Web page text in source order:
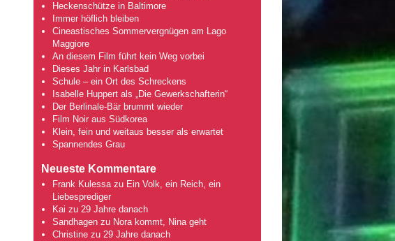
Heckenschütze in Baltimore
Immer höflich bleiben
Cineastisches Sommervergnügen am Lago
Maggiore
An diesem Film führt kein Weg vorbei
Dieses Jahr in Karlsbad
Schule – ein Ort des Schreckens
Isabelle Huppert als „Die Gewerkschafterin“
Der Berlinale-Bär brummt wieder
Film Noir aus Südkorea
Klein, fein und weitaus besser als erwartet
Spannendes Grau
Neueste Kommentare
Frank Kulessazu Ein Volk, ein Reich, ein
Liebesprediger
Kai zu 29 Jahre danach
Sandhagenzu Nora kommt, Nina geht
Christinezu 29 Jahre danach